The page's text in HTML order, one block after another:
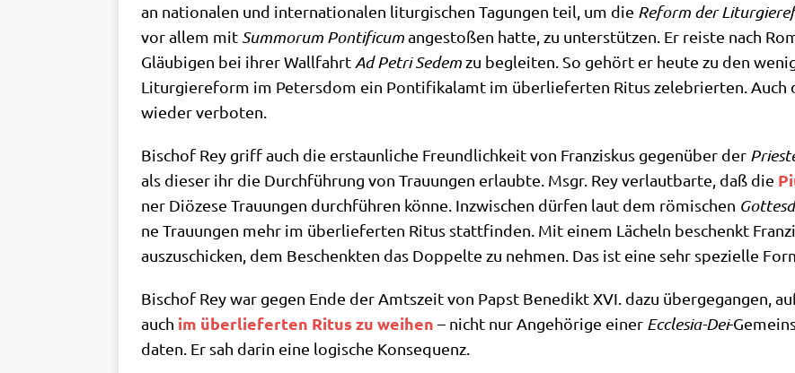
an natio­na­len und inter­na­tio­na­len lit­ur­gi­schen Tagun­gen teil, um die Reform der
vor allem mit Sum­morum Pon­ti­fi­cumange­sto­ßen hat­te, zu unter­stüt­zen. Er rei­ste nach
Gläu­bi­gen bei ihrer Wall­fahrt Ad Petri Sedemzu beglei­ten. So gehört er heu­te zu den
Lit­ur­gie­re­form im Peters­dom ein Pon­ti­fi­kal­amt im über­lie­fer­ten Ritus zele­brier­ten. Auch
wie­der verboten.
Bischof Rey griff auch die erstaun­li­che Freund­lich­keit von Fran­zis­kus gegen­über der
als die­ser ihr die Durch­füh­rung von Trau­un­gen erlaub­te. Msgr. Rey ver­laut­bar­te, daß die
ner Diö­ze­se Trau­un­gen durch­füh­ren kön­ne. Inzwi­schen dür­fen laut dem römi­schen
ne Trau­un­gen mehr im über­lie­fer­ten Ritus statt­fin­den. Mit einem Lächeln beschenkt
aus­zu­schicken, dem Beschenk­ten das Dop­pel­te zu neh­men. Das ist eine sehr spe­zi­el­le
Bischof Rey war gegen Ende der Amts­zeit von Papst Bene­dikt XVI. dazu über­ge­gan­gen,
auch im über­lie­fer­ten Ritus zu wei­hen – nicht nur Ange­hö­ri­ge einer Eccle­sia-Dei-
da­ten. Er sah dar­in eine logi­sche Konsequenz.